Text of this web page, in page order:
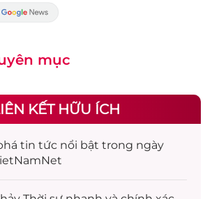
mục
KẾT HỮU ÍCH
tin tức nổi bật trong ngày